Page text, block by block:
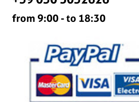
from 9:00 - to 18:30